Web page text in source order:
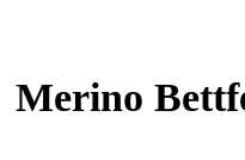
Merino